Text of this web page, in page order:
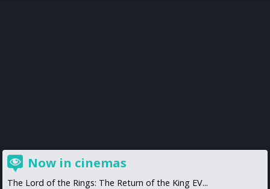
Now in cinemas
The Lord of the Rings: The Return of the King EV...